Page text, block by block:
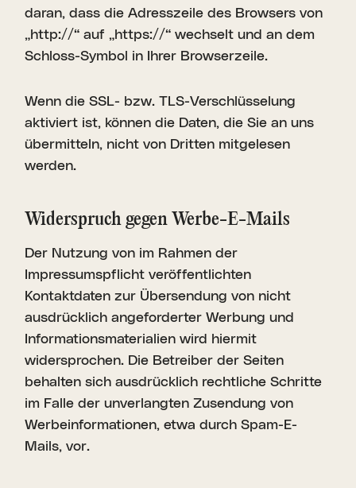
daran, dass die Adresszeile des Browsers von
„http://“ auf „https://“ wechselt und an dem
Schloss-Symbol in Ihrer Browserzeile.
Wenn die SSL- bzw. TLS-Verschlüsselung
aktiviert ist, können die Daten, die Sie an uns
übermitteln, nicht von Dritten mitgelesen
werden.
Wider­spruch gegen Werbe-E-Mails
Der Nutzung von im Rahmen der
Impressumspflicht veröffentlichten
Kontaktdaten zur Übersendung von nicht
ausdrücklich angeforderter Werbung und
Informationsmaterialien wird hiermit
widersprochen. Die Betreiber der Seiten
behalten sich ausdrücklich rechtliche Schritte
im Falle der unverlangten Zusendung von
Werbeinformationen, etwa durch Spam-E-
Mails, vor.